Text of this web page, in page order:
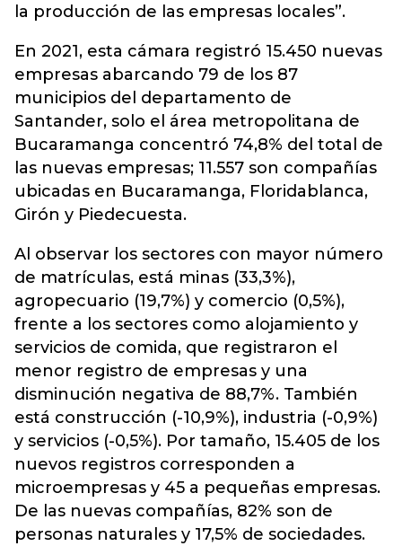
la producción de las empresas locales”.
En 2021, esta cámara registró 15.450 nuevas
empresas abarcando 79 de los 87
municipios del departamento de
Santander, solo el área metropolitana de
Bucaramanga concentró 74,8% del total de
las nuevas empresas; 11.557 son compañías
ubicadas en Bucaramanga, Floridablanca,
Girón y Piedecuesta.
Al observar los sectores con mayor número
de matrículas, está minas (33,3%),
agropecuario (19,7%) y comercio (0,5%),
frente a los sectores como alojamiento y
servicios de comida, que registraron el
menor registro de empresas y una
disminución negativa de 88,7%. También
está construcción (-10,9%), industria (-0,9%)
y servicios (-0,5%). Por tamaño, 15.405 de los
nuevos registros corresponden a
microempresas y 45 a pequeñas empresas.
De las nuevas compañías, 82% son de
personas naturales y 17,5% de sociedades.